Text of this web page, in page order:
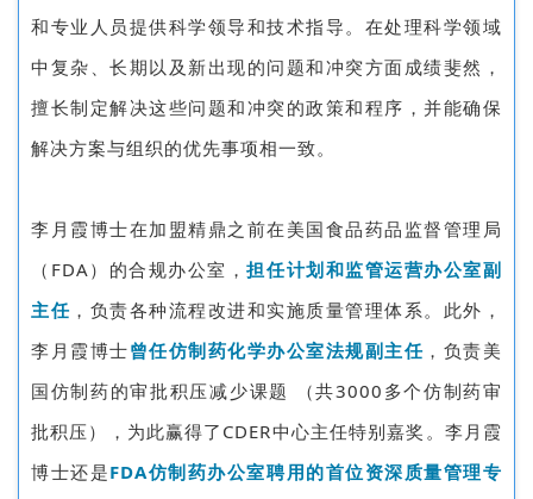
和专业人员提供科学领导和技术指导。在处理科学领域
中复杂、长期以及新出现的问题和冲突方面成绩斐然，
擅长制定解决这些问题和冲突的政策和程序，并能确保
解决方案与组织的优先事项相一致。
李月霞博士在加盟精鼎之前在美国食品药品监督管理局
（FDA）的合规办公室，担任计划和监管运营办公室副
主任 ，负责各种流程改进和实施质量管理体系。此外，
李月霞博士曾任仿制药化学办公室法规副主任 ，负责美
国仿制药的审批积压减少课题 （共3000多个仿制药审
批积压），为此赢得了CDER中心主任特别嘉奖。李月霞
博士还是FDA仿制药办公室聘用的首位资深质量管理专